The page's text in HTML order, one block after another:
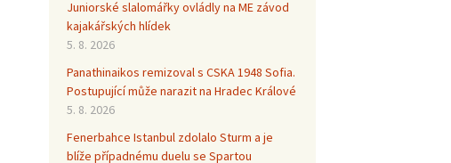
Juniorské slalomářky ovládly na ME závod
kajakářských hlídek
5. 8. 2026
Panathinaikos remizoval s CSKA 1948 Sofia.
Postupující může narazit na Hradec Králové
5. 8. 2026
Fenerbahce Istanbul zdolalo Sturm a je
blíže případnému duelu se Spartou